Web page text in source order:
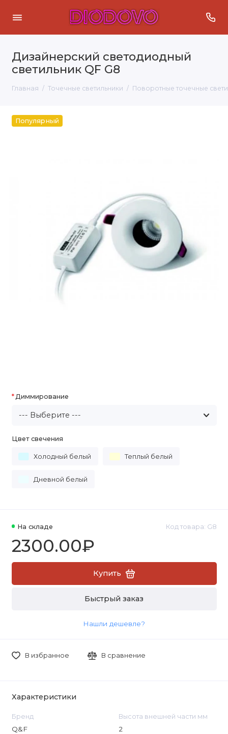
Дизайнерский светодиодный
светильник QF G8
Главная Точечные светильники Поворотные точечные
Популярный
На складе Код товара: G8
2300.00₽
Купить
Быстрый заказ
Нашли дешевле?
В избранное В сравнение
Диммирование
Цвет свечения
Холодный белый Теплый белый
Дневной белый
Характеристики
Бренд
Q&F
Высота внешней части мм
2